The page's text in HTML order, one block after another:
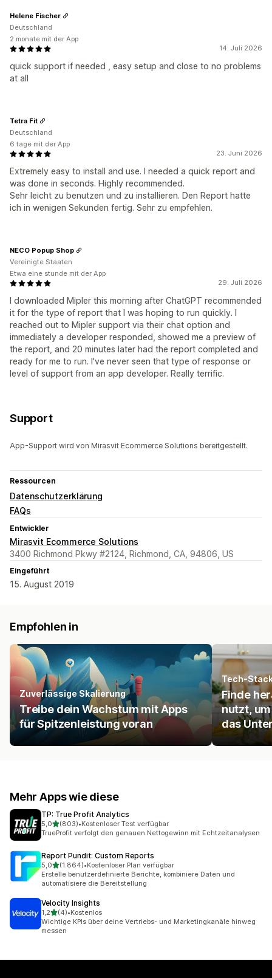
14. Juli 2026
quick support if needed , easy setup and close to no problems
at all
Helene Fischer
Deutschland
2 monate mit der App
23. Juni 2026
Extremely easy to install and use. I needed a quick report and
was done in seconds. Highly recommended.
Sehr leicht zu benutzen und zu installieren. Den Report hatte
ich in wenigen Sekunden fertig. Sehr zu empfehlen.
Tetra Fit
Deutschland
6 tage mit der App
29. Juli 2026
I downloaded Mipler this morning after ChatGPT recommended
it for the type of report that I was hoping to run quickly. I
reached out to Mipler support via their chat option and
immediately a developer responded, showed me a preview of
the report, and 20 minutes later had the report completed and
ready for me to run. I've never seen that type of response or
level of support from an app developer. Really terrific.
NECO Popup Shop
Vereinigte Staaten
Etwa eine stunde mit der App
Support
App-Support wird von Mirasvit Ecommerce Solutions bereitgestellt.
Ressourcen
Datenschutzerklärung
FAQs
Entwickler
Mirasvit Ecommerce Solutions
3400 Richmond Pkwy #2124, Richmond, CA, 94806, US
Eingeführt
15. August 2019
Empfohlen in
Zuverlässige Skalierung
Treibe dein Wachstum mit Apps
für Spitzenleistung voran
Tech-
Finde
nutzt,
das
Mehr Apps wie diese
TP: True Profit Analytics
5,0von 5 Sternen
(803)
803 Rezensionen insgesamt
•Kostenloser Test verfügbar
TrueProfit verfolgt den genauen Nettogewinn mit Echtzeitanalysen
Report Pundit: Custom Reports
5,0von 5 Sternen
(1.864)
1864 Rezensionen insgesamt
•Kostenloser Plan verfügbar
Erstelle benutzerdefinierte Berichte, kombiniere Daten und
automatisiere die Bereitstellung
Velocity Insights
1,2von 5 Sternen
(4)
4 Rezensionen insgesamt
•Kostenlos
Wichtige KPIs über deine Vertriebs- und Marketingkanäle hinweg
messen